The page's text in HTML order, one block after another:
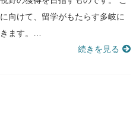
向けて、留学がもたらす多岐に
ます。…
続きを見る